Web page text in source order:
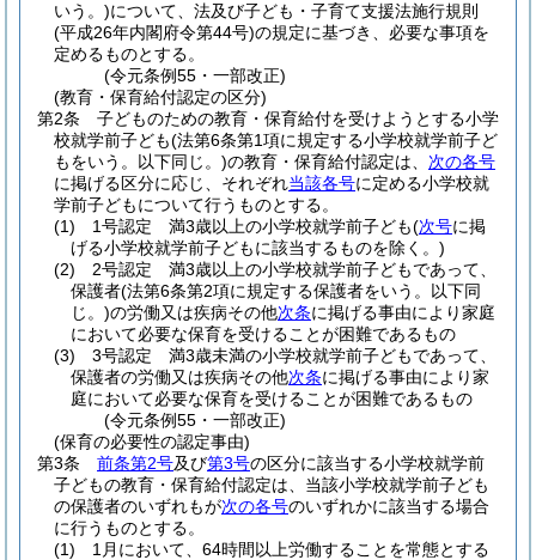
いう。)について、法及び子ども・子育て支援法施行規則
(平成26年内閣府令第44号)の規定に基づき、必要な事項を
定めるものとする。
(令元条例55・一部改正)
(教育・保育給付認定の区分)
第2条
子どものための教育・保育給付を受けようとする小学
校就学前子ども(法第6条第1項に規定する小学校就学前子ど
もをいう。以下同じ。)の教育・保育給付認定は、 次の各号
に掲げる区分に応じ、それぞれ当該各号に定める小学校就
学前子どもについて行うものとする。
(1)
1号認定 満3歳以上の小学校就学前子ども(次号に掲
げる小学校就学前子どもに該当するものを除く。)
(2)
2号認定 満3歳以上の小学校就学前子どもであって、
保護者(法第6条第2項に規定する保護者をいう。以下同
じ。)の労働又は疾病その他次条に掲げる事由により家庭
において必要な保育を受けることが困難であるもの
(3)
3号認定 満3歳未満の小学校就学前子どもであって、
保護者の労働又は疾病その他次条に掲げる事由により家
庭において必要な保育を受けることが困難であるもの
(令元条例55・一部改正)
(保育の必要性の認定事由)
第3条
前条第2号及び第3号の区分に該当する小学校就学前
子どもの教育・保育給付認定は、当該小学校就学前子ども
の保護者のいずれもが次の各号のいずれかに該当する場合
に行うものとする。
(1)
1月において、64時間以上労働することを常態とする